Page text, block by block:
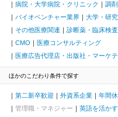
病院・大学病院・クリニック
調
バイオベンチャー業界
大学・研
その他医療関連
診断薬・臨床検
CMO
医療コンサルティング
医療広告代理店・出版社・マーケ
ほかのこだわり条件で探す
第二新卒歓迎 外資系企業 年間
管理職・マネジャー
英語を活かす